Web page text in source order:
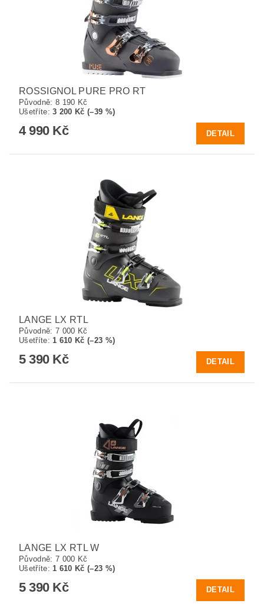
ROSSIGNOL PURE PRO RT
Původně: 8 190 Kč
Ušetříte:3 200 Kč (–39 %)
4 990 Kč DETAIL
LANGE LX RTL
Původně: 7 000 Kč
Ušetříte: 1 610 Kč (–23 %)
5 390 Kč DETAIL
LANGE LX RTL W
Původně: 7 000 Kč
Ušetříte: 1 610 Kč (–23 %)
5 390 Kč DETAIL